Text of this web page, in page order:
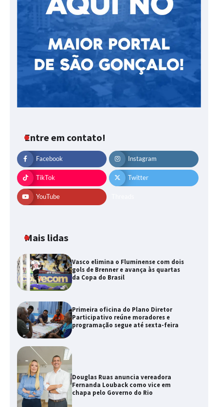
Entre em contato!
Facebook Instagram
TikTok Twitter
YouTube
Mais lidas
Vasco elimina o Fluminense com dois
gols de Brenner e avança às quartas
da Copa do Brasil
Primeira oficina do Plano Diretor
Participativo reúne moradores e
programação segue até sexta-feira
Douglas Ruas anuncia vereadora
Fernanda Louback como vice em
chapa pelo Governo do Rio